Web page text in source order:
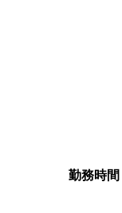
勤務時間